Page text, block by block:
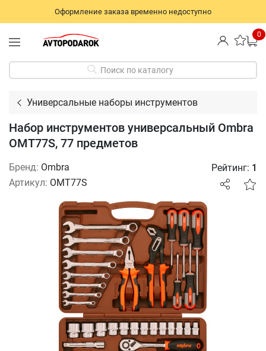
Оформление заказа временно недоступно
0
Поиск по каталогу
Универсальные наборы инструментов
Набор инструментов универсальный Ombra
OMT77S, 77 предметов
Бренд: Ombra
Артикул: OMT77S
Рейтинг: 1